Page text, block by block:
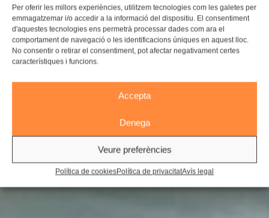
Per oferir les millors experiències, utilitzem tecnologies com les galetes per
emmagatzemar i/o accedir a la informació del dispositiu. El consentiment
d'aquestes tecnologies ens permetrà processar dades com ara el
comportament de navegació o les identificacions úniques en aquest lloc.
No consentir o retirar el consentiment, pot afectar negativament certes
característiques i funcions.
Accepta
Denega
Veure preferències
Política de cookiesPolítica de privacitatAvís legal